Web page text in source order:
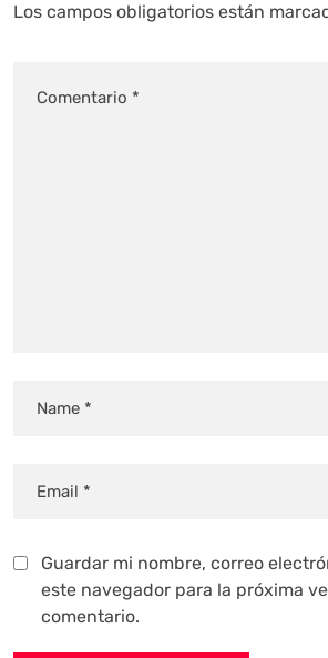
Los campos obligatorios están
Guardar mi nombre, correo
este navegador para la próxima
comentario.